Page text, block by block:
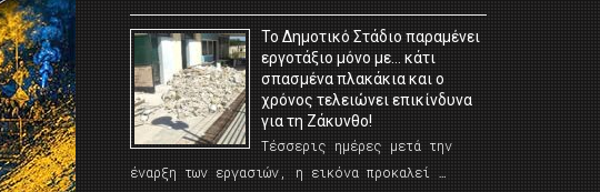
Το Δημοτικό Στάδιο παραμένει
εργοτάξιο μόνο με… κάτι
σπασμένα πλακάκια και ο
χρόνος τελειώνει επικίνδυνα
για τη Ζάκυνθο!
Τέσσερις ημέρες μετά την
έναρξη των εργασιών, η εικόνα προκαλεί …